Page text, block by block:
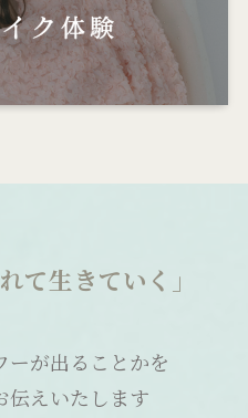
て生きていく」
ーが出ることかを
伝えいたします